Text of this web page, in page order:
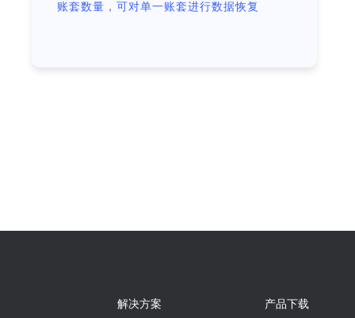
账套数量，可对单一账套进行数据恢复
解决方案 产品下载